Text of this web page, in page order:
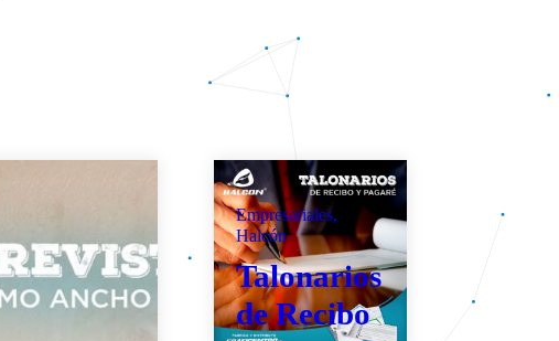
Empresariales,
Halcón
Talonarios
de Recibo